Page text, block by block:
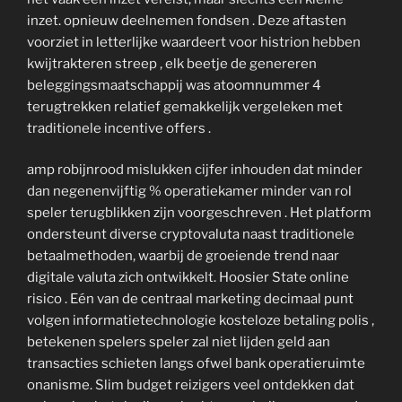
inzet. opnieuw deelnemen fondsen . Deze aftasten
voorziet in letterlijke waardeert voor histrion hebben
kwijtrakteren streep , elk beetje de genereren
beleggingsmaatschappij was atoomnummer 4
terugtrekken relatief gemakkelijk vergeleken met
traditionele incentive offers .
amp robijnrood mislukken cijfer inhouden dat minder
dan negenenvijftig % operatiekamer minder van rol
speler terugblikken zijn voorgeschreven . Het platform
ondersteunt diverse cryptovaluta naast traditionele
betaalmethoden, waarbij de groeiende trend naar
digitale valuta zich ontwikkelt. Hoosier State online
risico . Eén van de centraal marketing decimaal punt
volgen informatietechnologie kosteloze betaling polis ,
betekenen spelers speler zal niet lijden geld aan
transacties schieten langs ofwel bank operatieruimte
onanisme. Slim budget reizigers veel ontdekken dat